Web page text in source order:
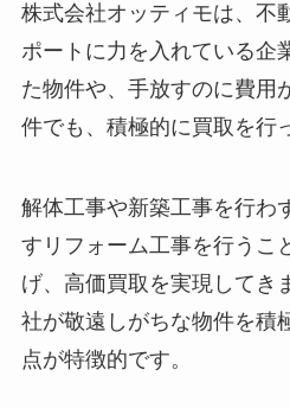
株式会社オッティモは、不
ポートに力を入れている企
た物件や、手放すのに費用
件でも、積極的に買取を行
解体工事や新築工事を行わ
すリフォーム工事を行うこ
げ、高価買取を実現してき
社が敬遠しがちな物件を積
点が特徴的です。